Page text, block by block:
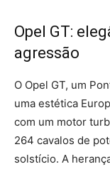
Opel GT:
agressão
O Opel GT, um
uma estética
com um motor
264 cavalos de
solstício. A